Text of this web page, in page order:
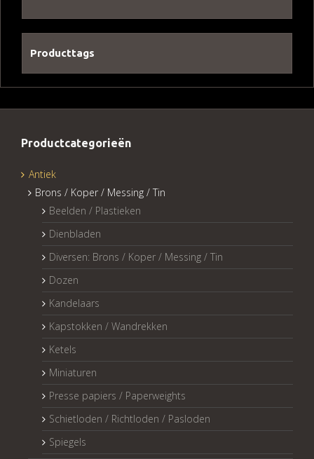
Producttags
Productcategorieën
Antiek
Brons / Koper / Messing / Tin
Beelden / Plastieken
Dienbladen
Diversen: Brons / Koper / Messing / Tin
Dozen
Kandelaars
Kapstokken / Wandrekken
Ketels
Miniaturen
Presse papiers / Paperweights
Schietloden / Richtloden / Pasloden
Spiegels